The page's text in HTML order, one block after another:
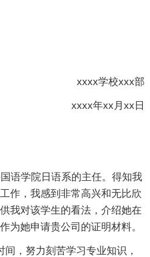
xxxx学校xxx部
xxxx年xx月xx日
语学院日语系的主任。得知我
作，我感到非常高兴和无比欣
我对该学生的看法，介绍她在
为她申请贵公司的证明材料。
，努力刻苦学习专业知识，